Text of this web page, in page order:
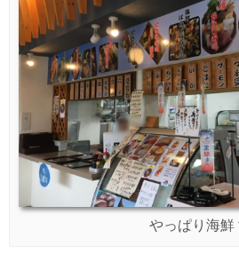
やっぱり海鮮